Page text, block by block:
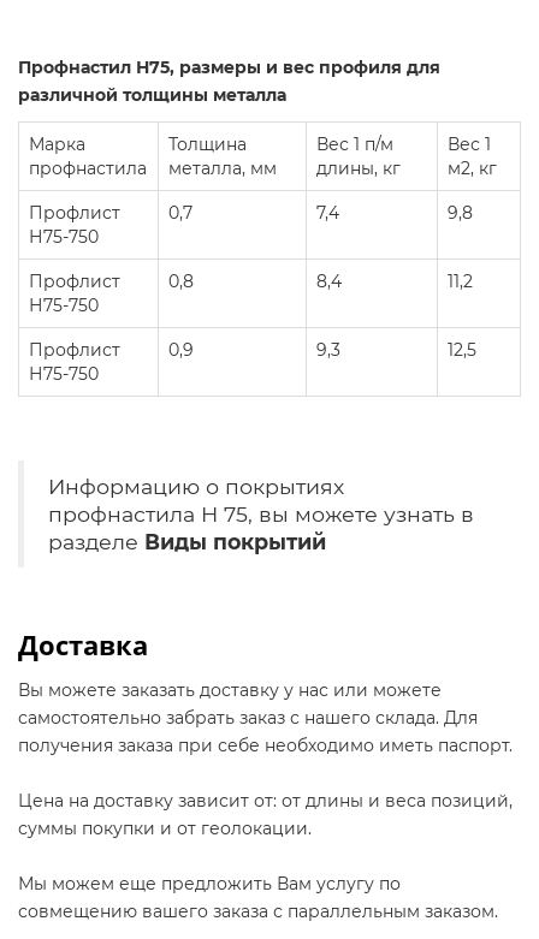
Профнастил Н75, размеры и вес профиля для
различной толщины металла
Марка
профнастила
Толщина
металла, мм
Вес 1 п/м
длины, кг
Вес 1
м2, кг
Профлист
Н75-750
0,7 7,4 9,8
Профлист
Н75-750
0,8 8,4 11,2
Профлист
Н75-750
0,9 9,3 12,5
Информацию о покрытиях
профнастила Н 75, вы можете узнать в
разделе Виды покрытий
Доставка
Вы можете заказать доставку у нас или можете
самостоятельно забрать заказ с нашего склада. Для
получения заказа при себе необходимо иметь паспорт.
Цена на доставку зависит от: от длины и веса позиций,
суммы покупки и от геолокации.
Мы можем еще предложить Вам услугу по
совмещению вашего заказа с параллельным заказом.